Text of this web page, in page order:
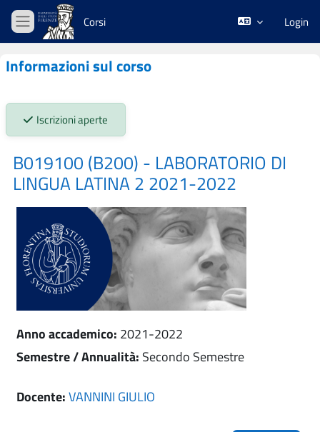
Vai al contenuto principale
Pannello laterale
Corsi Login
Informazioni sul corso
Stato iscrizioni:
Iscrizioni aperte
B019100 (B200) - LABORATORIO DI
LINGUA LATINA 2 2021-2022
Anno accademico: 2021-2022
Semestre / Annualità: Secondo Semestre
Docente:VANNINI GIULIO